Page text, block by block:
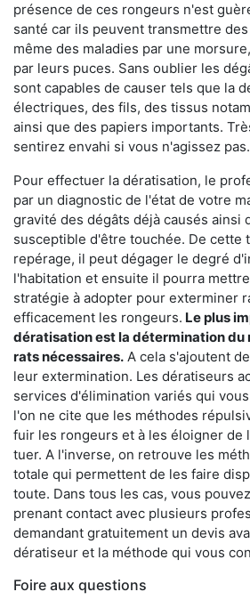
présence de ces rongeurs n'est
santé car ils peuvent transmettre
même des maladies par une
par leurs puces. Sans oublier les
sont capables de causer tels que la
électriques, des fils, des tissus
ainsi que des papiers importants.
sentirez envahi si vous n'agissez pas.
Pour effectuer la dératisation, le
par un diagnostic de l'état de votre
gravité des dégâts déjà causés ainsi
susceptible d'être touchée. De cette
repérage, il peut dégager le degré
l'habitation et ensuite il pourra
stratégie à adopter pour exterminer
efficacement les rongeurs. Le plus
dératisation est la détermination du
rats nécessaires. A cela s'ajoutent
leur extermination. Les dératiseurs
services d'élimination variés qui
l'on ne cite que les méthodes
fuir les rongeurs et à les éloigner de
tuer. A l'inverse, on retrouve les
totale qui permettent de les faire
toute. Dans tous les cas, vous
prenant contact avec plusieurs
demandant gratuitement un devis
dératiseur et la méthode qui vous
Foire aux questions